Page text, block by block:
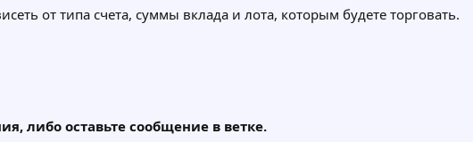
от типа счета, суммы вклада и лота, которым будете торговать.
либо оставьте сообщение в ветке.